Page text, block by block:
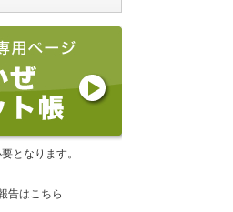
となります。
告はこちら